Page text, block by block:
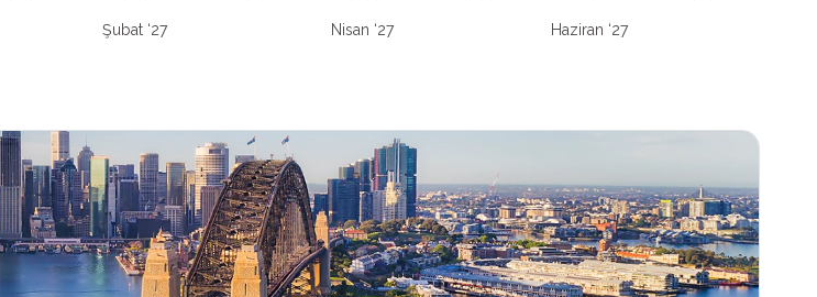
Şubat ‘27 Nisan ‘27 Haziran ‘27